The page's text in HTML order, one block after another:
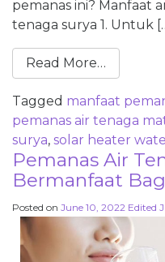
pemanas ini? Manfaat
tenaga surya 1. Untuk
Read More…
Tagged manfaat
pemanas air tenaga
surya, solar heater
Pemanas Air
Bermanfaat
Posted on June 10, 2022 Edited